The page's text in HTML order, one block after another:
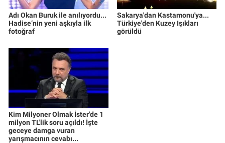
Adı Okan Buruk ile anılıyordu...
Hadise’nin yeni aşkıyla ilk
fotoğraf
Sakarya'dan Kastamonu'ya...
Türkiye'den Kuzey Işıkları
görüldü
Kim Milyoner Olmak İster'de 1
milyon TL'lik soru açıldı! İşte
geceye damga vuran
yarışmacının cevabı...